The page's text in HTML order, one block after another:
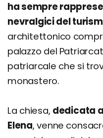
ha sempre
nevralgici del
architettonico
palazzo del
patriarcale che si
monastero.
La chiesa, dedicata
Elena, venne